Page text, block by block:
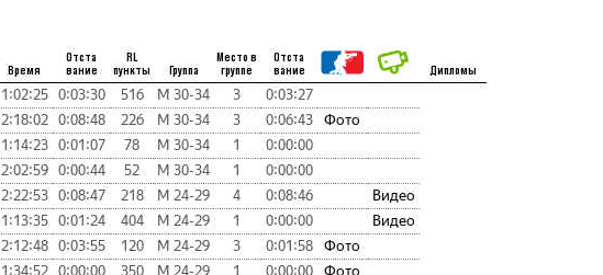
Время
Отста
вание
RL
пункты
Группа
Место в
группе
Отста
вание
Дипломы
1:02:25 0:03:30 516 М 30-34 3
0:03:27
2:18:02 0:08:48 226 М 30-34 3 0:06:43
Фото
1:14:23 0:01:07 78 М 30-34 1
0:00:00
2:02:59 0:00:44 52 М 30-34 1
0:00:00
2:22:53 0:08:47 218 М 24-29 4 0:08:46
Видео
1:13:35 0:01:24 404 М 24-29 1 0:00:00
Видео
2:12:48 0:03:55 120 М 24-29 3 0:01:58
Фото
1:34:52 0:00:00 350 М 24-29 1 0:00:00
Фото